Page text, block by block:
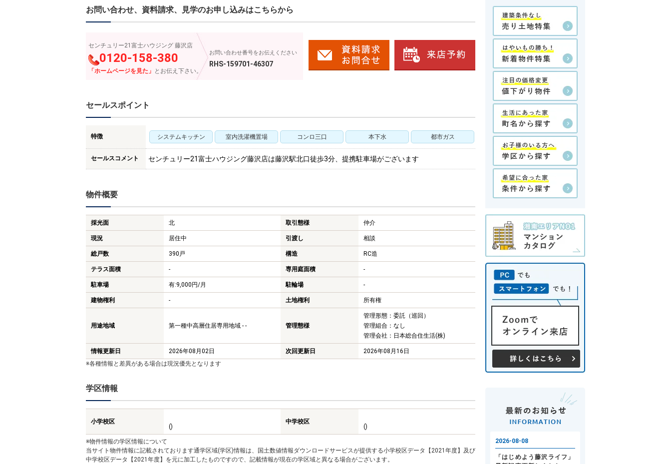
お問い合わせ、資料請求、見学のお申し込みはこちらから
センチュリー21富士ハウジング 藤沢店
0120-158-380
「ホームページを見た」 とお伝え下さい。
お問い合わせ番号をお伝えください
RHS-159701-46307
セールスポイント
特徴 システムキッチン 室内洗濯機置場 コンロ三口 本下水 都市ガス
セールスコメント センチュリー21富士ハウジング藤沢店は藤沢駅北口徒歩3分、提携駐車場がございます
物件概要
採光面 北 取引態様 仲介
現況 居住中 引渡し 相談
総戸数 390戸 構造 RC造
テラス面積 - 専用庭面積 -
駐車場 有:9,000円/月 駐輪場 -
建物権利 - 土地権利 所有権
用途地域 第一種中高層住居専用地域 - - 管理態様
管理形態：委託（巡回）
管理組合：なし
管理会社：日本総合住生活(株)
情報更新日 2026年08月02日 次回更新日
2026年08月16日
※各種情報と差異がある場合は現況優先となります
学区情報
小学校区
()
中学校区
()
※物件情報の学区情報について
当サイト物件情報に記載されております通学区域(学区)情報は、国土数値情報ダウンロードサービスが提供する小学校区データ【2021年度】及び
中学校区データ【2021年度】を元に加工したものですので、記載情報が現在の学区域と異なる場合がございます。